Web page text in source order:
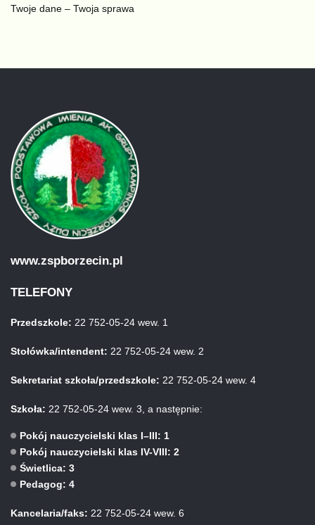
Twoje dane – Twoja sprawa
www.zspborzecin.pl
TELEFONY
Przedszkole: 22 752-05-24 wew. 1
Stołówka/intendent: 22 752-05-24 wew. 2
Sekretariat szkoła/przedszkole: 22 752-05-24 wew. 4
Szkoła: 22 752-05-24 wew. 3, a następnie:
Pokój nauczycielski klas I–III: 1
Pokój nauczycielski klas IV-VIII: 2
Świetlica: 3
Pedagog: 4
Kancelaria/faks: 22 752-05-24 wew. 6